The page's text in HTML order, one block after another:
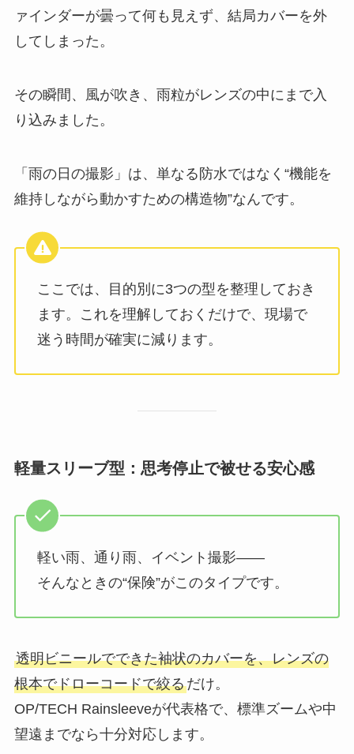
ァインダーが曇って何も見えず、結局カバーを外
してしまった。
その瞬間、風が吹き、雨粒がレンズの中にまで入
り込みました。
「雨の日の撮影」は、単なる防水ではなく“機能を
維持しながら動かすための構造物”なんです。
ここでは、目的別に3つの型を整理しておき
ます。これを理解しておくだけで、現場で
迷う時間が確実に減ります。
軽量スリーブ型：思考停止で被せる安心感
軽い雨、通り雨、イベント撮影――
そんなときの“保険”がこのタイプです。
透明ビニールでできた袖状のカバーを、レンズの
根本でドローコードで絞るだけ。
OP/TECH Rainsleeveが代表格で、標準ズームや中
望遠までなら十分対応します。